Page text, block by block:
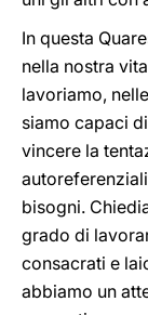
In questa
nella nostra
lavoriamo,
siamo capaci
vincere la
bisogni.
grado di
consacrati e
abbiamo un